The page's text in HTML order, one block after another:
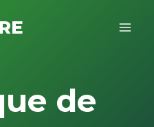
de